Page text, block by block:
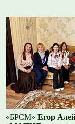
«БРСМ»Егор